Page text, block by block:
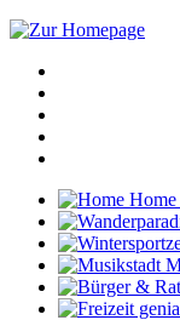
Home